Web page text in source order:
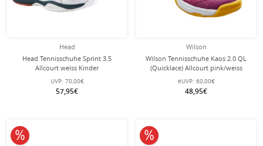
Head
Head Tennisschuhe Sprint 3.5
Allcourt weiss Kinder
UVP: 70,00€
57,95€
Wilson
Wilson Tennisschuhe Kaos 2.0 QL
(Quicklace) Allcourt pink/weiss
Mädchen
eUVP: 60,00€
48,95€
10% reduziert 10% reduziert